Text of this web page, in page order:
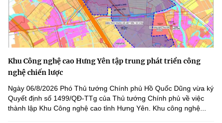
Khu Công nghệ cao Hưng Yên tập trung phát triển công
nghệ chiến lược
Ngày 06/8/2026 Phó Thủ tướng Chính phủ Hồ Quốc Dũng vừa ký
Quyết định số 1499/QĐ-TTg của Thủ tướng Chính phủ về việc
thành lập Khu Công nghệ cao tỉnh Hưng Yên. Khu công nghệ...